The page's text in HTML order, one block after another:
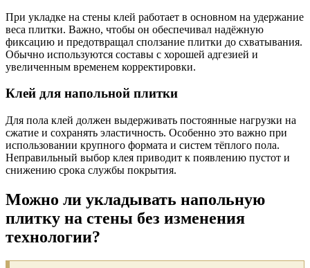
При укладке на стены клей работает в основном на удержание
веса плитки. Важно, чтобы он обеспечивал надёжную
фиксацию и предотвращал сползание плитки до схватывания.
Обычно используются составы с хорошей адгезией и
увеличенным временем корректировки.
Клей для напольной плитки
Для пола клей должен выдерживать постоянные нагрузки на
сжатие и сохранять эластичность. Особенно это важно при
использовании крупного формата и систем тёплого пола.
Неправильный выбор клея приводит к появлению пустот и
снижению срока службы покрытия.
Можно ли укладывать напольную
плитку на стены без изменения
технологии?